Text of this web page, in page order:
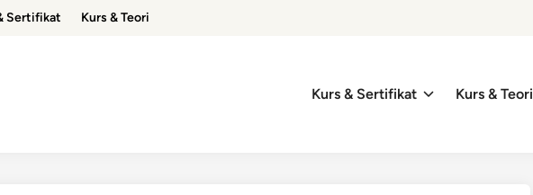
Sertifikat Kurs & Teori
Kurs & Sertifikat Kurs & Teori